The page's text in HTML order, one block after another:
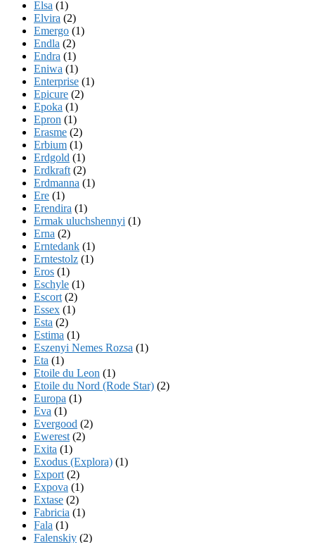
Elsa (1)
Elvira (2)
Emergo (1)
Endla (2)
Endra (1)
Eniwa (1)
Enterprise (1)
Epicure (2)
Epoka (1)
Epron (1)
Erasme (2)
Erbium (1)
Erdgold (1)
Erdkraft (2)
Erdmanna (1)
Ere (1)
Erendira (1)
Ermak uluchshennyi (1)
Erna (2)
Erntedank (1)
Erntestolz (1)
Eros (1)
Eschyle (1)
Escort (2)
Essex (1)
Esta (2)
Estima (1)
Eszenyi Nemes Rozsa (1)
Eta (1)
Etoile du Leon (1)
Etoile du Nord (Rode Star) (2)
Europa (1)
Eva (1)
Evergood (2)
Ewerest (2)
Exita (1)
Exodus (Explora) (1)
Export (2)
Expova (1)
Extase (2)
Fabricia (1)
Fala (1)
Falenskiy (2)